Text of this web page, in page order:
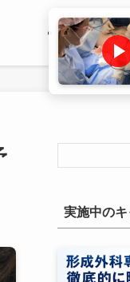
医師プロフ
実施中の